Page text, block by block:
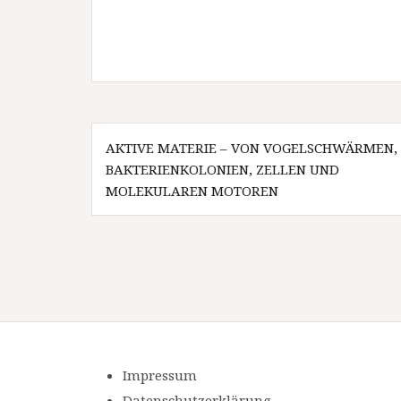
Beitragsnavigation
AKTIVE MATERIE – VON VOGELSCHWÄRMEN,
BAKTERIENKOLONIEN, ZELLEN UND
MOLEKULAREN MOTOREN
Impressum